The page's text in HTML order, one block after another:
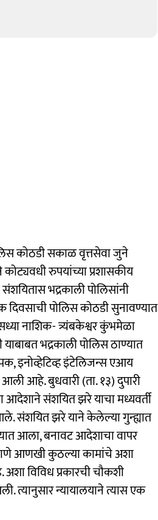
कोठडी सकाळ वृत्तसेवा जुने
रुपयांच्या प्रशासकीय
भद्रकाली पोलिसांनी
दिवसाची पोलिस कोठडी सुनावण्यात
नाशिक- त्र्यंबकेश्वर कुंभमेळा
भद्रकाली पोलिस ठाण्यात
इनोव्हेटिव्ह इंटेलिजन्स एआय
आहे. बुधवारी (ता. १३) दुपारी
आदेशाने संशयित झरे याचा मध्यवर्ती
संशयित झरे याने केलेल्या गुन्ह्यात
आला, बनावट आदेशाचा वापर
आणखी कुठल्या कामांचे अशा
विविध प्रकारची चौकशी
त्यानुसार न्यायालयाने त्यास एक